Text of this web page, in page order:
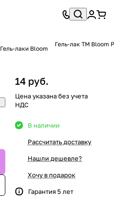
Гель-лаки Bloom
Гель-лак TM Bloom
14 руб.
Цена указана без учета
НДС
В наличии
Рассчитать доставку
Нашли дешевле?
Хочу в подарок
Гарантия 5 лет